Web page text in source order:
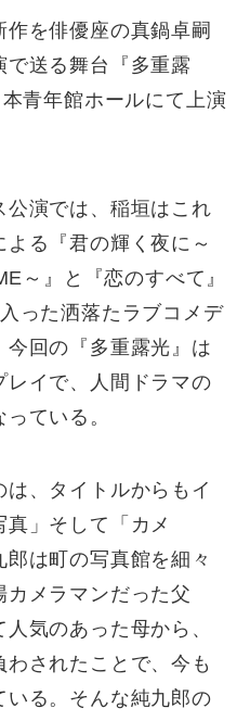
を俳優座の真鍋卓嗣
送る舞台『多重露
青年館ホールにて上演
公演では、稲垣はこれ
る『君の輝く夜に～
～』と『恋のすべて』
った洒落たラブコメデ
今回の『多重露光』は
レイで、人間ドラマの
ている。
、タイトルからもイ
」そして「カメ
は町の写真館を細々
カメラマンだった父
気のあった母から、
されたことで、今も
る。そんな純九郎の